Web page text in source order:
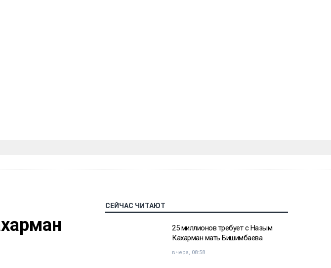
СЕЙЧАС ЧИТАЮТ
25 миллионов требует с Назым
Кахарман мать Бишимбаева
вчера, 08:58